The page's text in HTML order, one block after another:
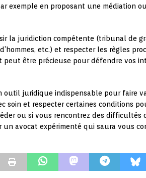
exemple en proposant une médiation
la juridiction compétente (tribunal de
etc.) et respecter les règles
peut être précieuse pour défendre vos
outil juridique indispensable pour faire
soin et respecter certaines conditions
ou si vous rencontrez des difficultés
un avocat expérimenté qui saura vous